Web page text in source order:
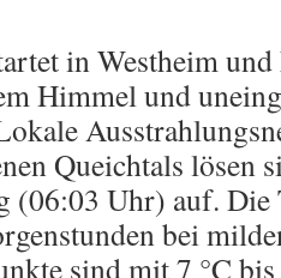
in Westheim
Himmel und
Queichtals lösen
(06:03 Uhr) auf.
bei
sind mit 7 °C